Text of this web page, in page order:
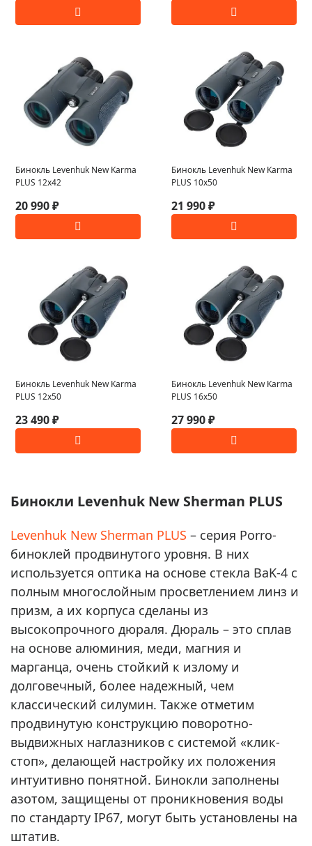
Бинокль Levenhuk New Karma
PLUS 12x42
20 990 ₽
Бинокль Levenhuk New Karma
PLUS 10x50
21 990 ₽
Бинокль Levenhuk New Karma
PLUS 12x50
23 490 ₽
Бинокль Levenhuk New Karma
PLUS 16x50
27 990 ₽
Бинокли Levenhuk New Sherman PLUS
Levenhuk New Sherman PLUS – серия Porro-
биноклей продвинутого уровня. В них
используется оптика на основе стекла BaK-4 с
полным многослойным просветлением линз и
призм, а их корпуса сделаны из
высокопрочного дюраля. Дюраль – это сплав
на основе алюминия, меди, магния и
марганца, очень стойкий к излому и
долговечный, более надежный, чем
классический силумин. Также отметим
продвинутую конструкцию поворотно-
выдвижных наглазников с системой «клик-
стоп», делающей настройку их положения
интуитивно понятной. Бинокли заполнены
азотом, защищены от проникновения воды
по стандарту IP67, могут быть установлены на
штатив.